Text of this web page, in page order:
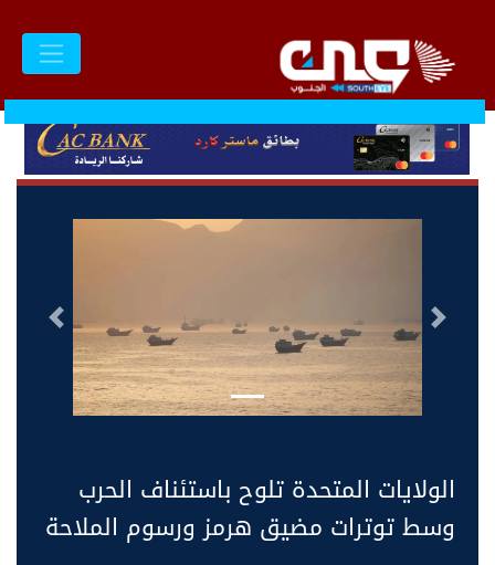
التالى السابق
الولايات المتحدة تلوح باستئناف الحرب
وسط توترات مضيق هرمز ورسوم الملاحة